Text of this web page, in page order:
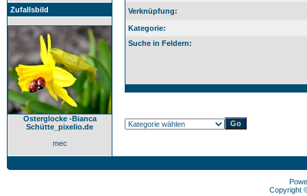
Zufallsbild
Osterglocke -Bianca
Schütte_pixelio.de
mec
Verknüpfung:
Kategorie:
Suche in Feldern:
Copyright